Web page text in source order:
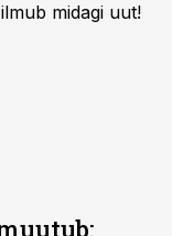
midagi uut!